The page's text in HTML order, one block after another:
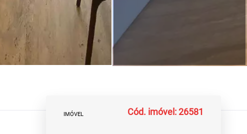
IMÓVEL Cód. imóvel: 26581